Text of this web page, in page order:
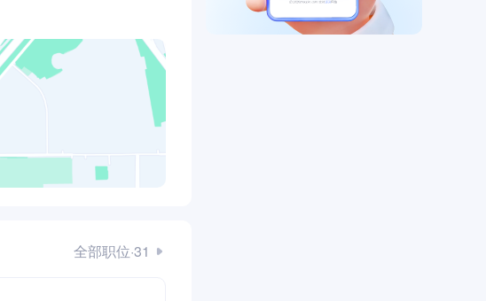
全部职位·31